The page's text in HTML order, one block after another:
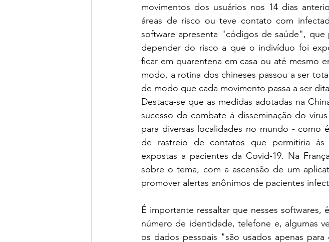
movimentos dos usuários nos 14 dias
áreas de risco ou teve contato com
software apresenta "códigos de saúde", que
depender do risco a que o indivíduo foi
ficar em quarentena em casa ou até mesmo
modo, a rotina dos chineses passou a ser
de modo que cada movimento passa a ser
Destaca-se que as medidas adotadas na
sucesso do combate à disseminação do
para diversas localidades no mundo - como
de rastreio de contatos que permitiria às
expostas a pacientes da Covid-19. Na
sobre o tema, com a ascensão de um
promover alertas anônimos de pacientes
É importante ressaltar que nesses softwares,
número de identidade, telefone e, algumas
os dados pessoais "são usados apenas